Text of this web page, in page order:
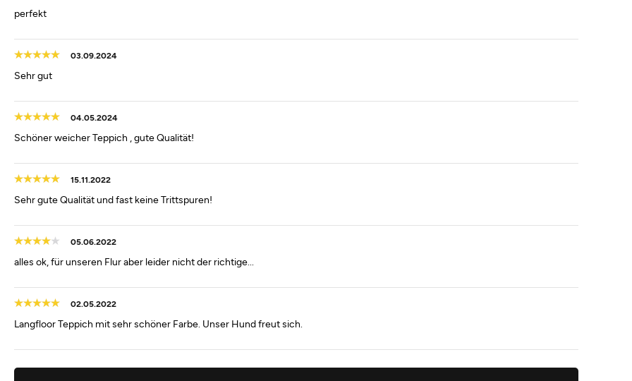
perfekt
03.09.2024
Sehr gut
04.05.2024
Schöner weicher Teppich , gute Qualität!
15.11.2022
Sehr gute Qualität und fast keine Trittspuren!
05.06.2022
alles ok, für unseren Flur aber leider nicht der richtige...
02.05.2022
Langfloor Teppich mit sehr schöner Farbe. Unser Hund freut sich.